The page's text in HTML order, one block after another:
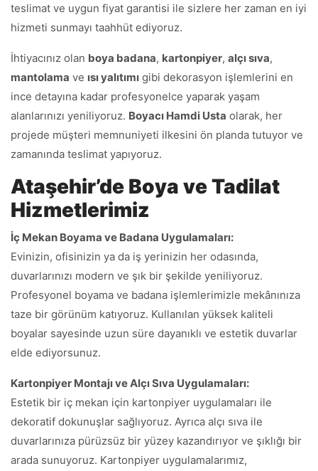
teslimat ve uygun fiyat garantisi ile sizlere her zaman en iyi
hizmeti sunmayı taahhüt ediyoruz.
İhtiyacınız olan boya badana, kartonpiyer, alçı sıva,
mantolama ve ısı yalıtımı gibi dekorasyon işlemlerini en
ince detayına kadar profesyonelce yaparak yaşam
alanlarınızı yeniliyoruz. Boyacı Hamdi Usta olarak, her
projede müşteri memnuniyeti ilkesini ön planda tutuyor ve
zamanında teslimat yapıyoruz.
Ataşehir’de Boya ve Tadilat
Hizmetlerimiz
İç Mekan Boyama ve Badana Uygulamaları:
Evinizin, ofisinizin ya da iş yerinizin her odasında,
duvarlarınızı modern ve şık bir şekilde yeniliyoruz.
Profesyonel boyama ve badana işlemlerimizle mekânınıza
taze bir görünüm katıyoruz. Kullanılan yüksek kaliteli
boyalar sayesinde uzun süre dayanıklı ve estetik duvarlar
elde ediyorsunuz.
Kartonpiyer Montajı ve Alçı Sıva Uygulamaları:
Estetik bir iç mekan için kartonpiyer uygulamaları ile
dekoratif dokunuşlar sağlıyoruz. Ayrıca alçı sıva ile
duvarlarınıza pürüzsüz bir yüzey kazandırıyor ve şıklığı bir
arada sunuyoruz. Kartonpiyer uygulamalarımız,